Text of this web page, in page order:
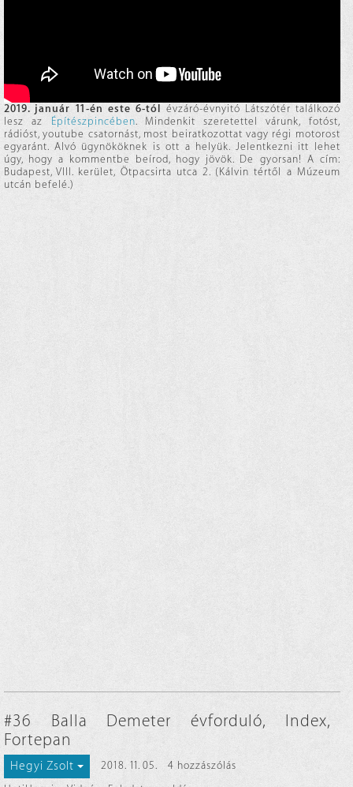
2019. január 11-én este 6-tól évzáró-évnyitó Látszótér találkozó
lesz az Építészpincében. Mindenkit szeretettel várunk, fotóst,
rádióst, youtube csatornást, most beiratkozottat vagy régi motorost
egyaránt. Alvó ügynököknek is ott a helyük. Jelentkezni itt lehet
úgy, hogy a kommentbe beírod, hogy jövök. De gyorsan! A cím:
Budapest, VIII. kerület, Ötpacsirta utca 2. (Kálvin tértől a Múzeum
utcán befelé.)
#36 Balla Demeter évforduló, Index,
Fortepan
Hegyi Zsolt 2018. 11. 05.
4 hozzászólás